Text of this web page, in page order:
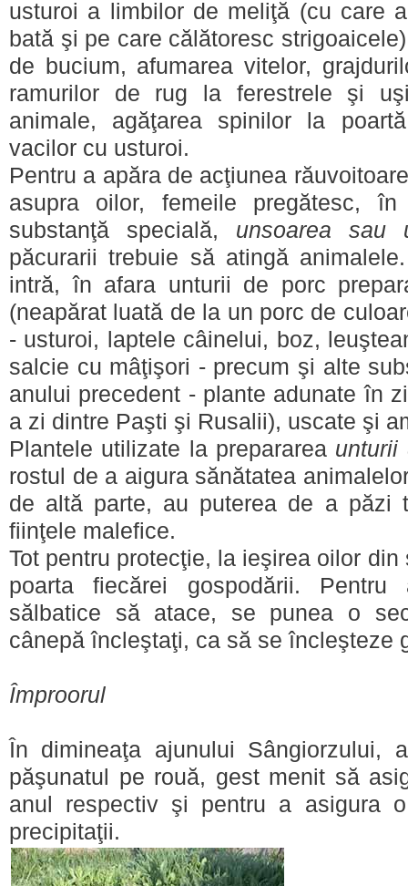
usturoi a limbilor de meliţă (cu care
bată şi pe care călătoresc
de bucium, afumarea vitelor,
ramurilor de rug la ferestrele şi
animale, agăţarea spinilor la
vacilor cu usturoi.
Pentru a apăra de acţiunea
asupra oilor, femeile pregătesc,
substanţă specială, unsoarea sau
păcurarii trebuie să atingă
intră, în afara unturii de porc
(neapărat luată de la un porc de
- usturoi, laptele câinelui, boz,
salcie cu mâţişori - precum şi alte
anului precedent - plante adunate în
a zi dintre Paşti şi Rusalii), uscate şi
Plantele utilizate la prepararea unturii
rostul de a aigura sănătatea
de altă parte, au puterea de a păzi
fiinţele malefice.
Tot pentru protecţie, la ieşirea oilor
poarta fiecărei gospodării. Pentru
sălbatice să atace, se punea o
cânepă încleştaţi, ca să se încleşteze
Împroorul
În dimineaţa ajunului Sângiorzului,
păşunatul pe rouă, gest menit să
anul respectiv şi pentru a asigura
precipitaţii.